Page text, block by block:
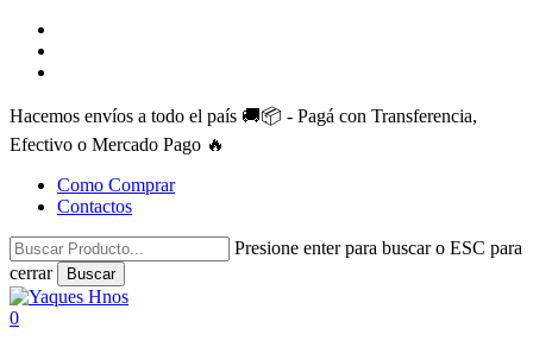
Skip
main
Hacemos envíos a todo el país 🚚📦 - Pagá con Transferencia,
Efectivo o Mercado Pago 🔥
Como Comprar
Contactos
Presione enter para buscar o ESC para
cerrar
Buscar
Close
Search
search
account
0